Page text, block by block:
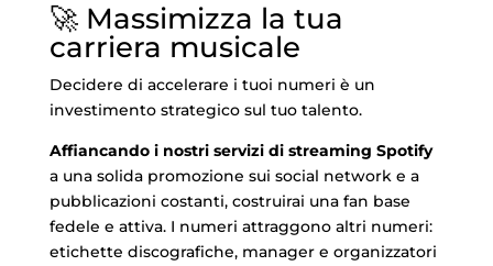
🚀 Massimizza la tua
carriera musicale
Decidere di accelerare i tuoi numeri è un
investimento strategico sul tuo talento.
Affiancando i nostri servizi di streaming Spotify
a una solida promozione sui social network e a
pubblicazioni costanti, costruirai una fan base
fedele e attiva. I numeri attraggono altri numeri:
etichette discografiche, manager e organizzatori